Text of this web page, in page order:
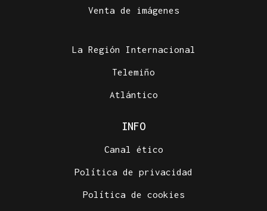
Venta de imágenes
La Región Internacional
Telemiño
Atlántico
INFO
Canal ético
Política de privacidad
Política de cookies